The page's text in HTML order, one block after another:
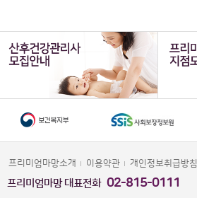
프리미엄마망소개 이용약관 개인정보취급방침
프리미엄마망 대표전화 02-815-0111